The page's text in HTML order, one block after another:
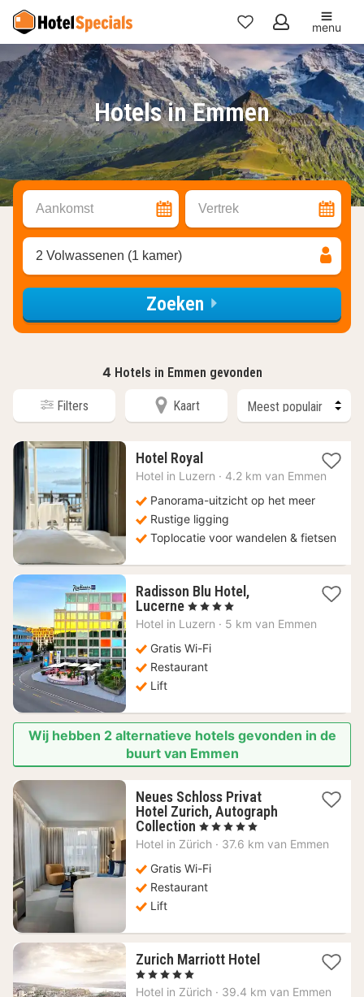
Mijn
favorieten
menu
Hotels in Emmen
Aankomst Vertrek
2 Volwassenen (1 kamer)
Zoeken
4 Hotels in Emmen gevonden
Filters Kaart
Hotel Royal1
nacht
274,46
€
Hotel in Luzern · 4.2 km van Emmen
Panorama-uitzicht op het meer
Rustige ligging
Toplocatie voor wandelen & fietsen
Radisson Blu Hotel,
Lucerne 1
nacht
233,56
€
, 4 Sterren
Hotel in Luzern · 5 km van Emmen
Gratis Wi-Fi
Restaurant
Lift
Wij hebben 2 alternatieve hotels gevonden in de
buurt van Emmen
Neues Schloss Privat
Hotel Zurich, Autograph
Collection 1
nacht
418,88
€
, 5 Sterren
Hotel in Zürich · 37.6 km van Emmen
Gratis Wi-Fi
Restaurant
Lift
Zurich Marriott Hotel1
vanaf
, 5 Sterren
Hotel in Zürich · 39.4 km van Emmen